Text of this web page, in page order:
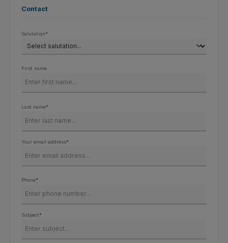
Contact
Salutation*
First name
Last name*
Your email address*
Phone*
Subject*